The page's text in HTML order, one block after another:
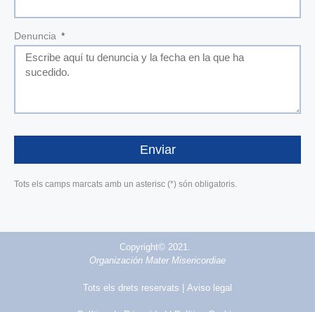
Denuncia
Enviar
Tots els camps marcats amb un asterisc (*) són obligatoris.
Copyright© 2021.
Organización Mater Misericordiae
Tots els drets reservats | Aviso legal